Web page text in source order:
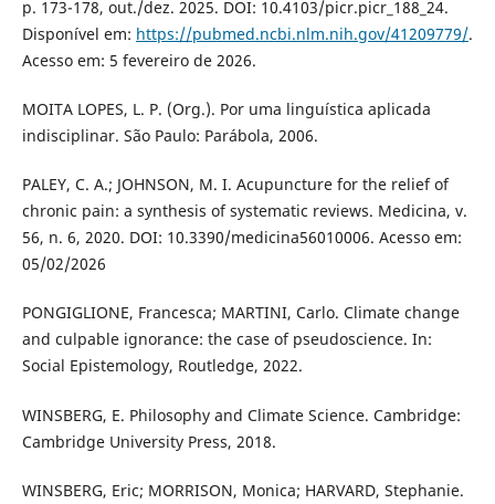
p. 173-178, out./dez. 2025. DOI: 10.4103/picr.picr_188_24.
Disponível em: https://pubmed.ncbi.nlm.nih.gov/41209779/.
Acesso em: 5 fevereiro de 2026.
MOITA LOPES, L. P. (Org.). Por uma linguística aplicada
indisciplinar. São Paulo: Parábola, 2006.
PALEY, C. A.; JOHNSON, M. I. Acupuncture for the relief of
chronic pain: a synthesis of systematic reviews. Medicina, v.
56, n. 6, 2020. DOI: 10.3390/medicina56010006. Acesso em:
05/02/2026
PONGIGLIONE, Francesca; MARTINI, Carlo. Climate change
and culpable ignorance: the case of pseudoscience. In:
Social Epistemology, Routledge, 2022.
WINSBERG, E. Philosophy and Climate Science. Cambridge:
Cambridge University Press, 2018.
WINSBERG, Eric; MORRISON, Monica; HARVARD, Stephanie.